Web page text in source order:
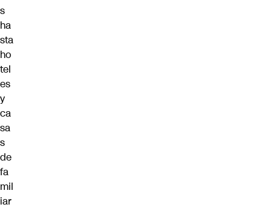
s
ha
sta
ho
tel
es
y
ca
sa
s
de
fa
mil
iar